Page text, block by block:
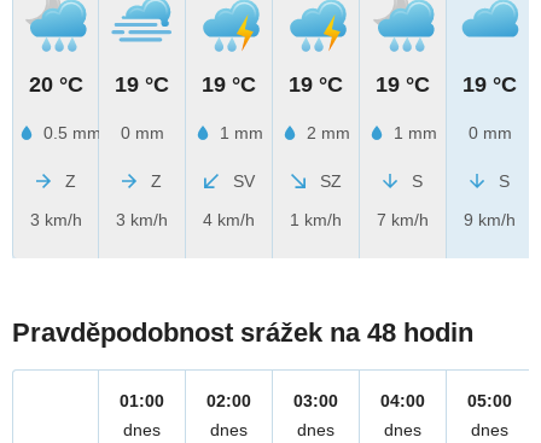
20 °C
0.5 mm
Z
3 km/h
19 °C
0 mm
Z
3 km/h
19 °C
1 mm
SV
4 km/h
19 °C
2 mm
SZ
1 km/h
19 °C
1 mm
S
7 km/h
19 °C
0 mm
S
9 km/h
Pravděpodobnost srážek na 48 hodin
01:00
dnes
02:00
dnes
03:00
dnes
04:00
dnes
05:00
dnes